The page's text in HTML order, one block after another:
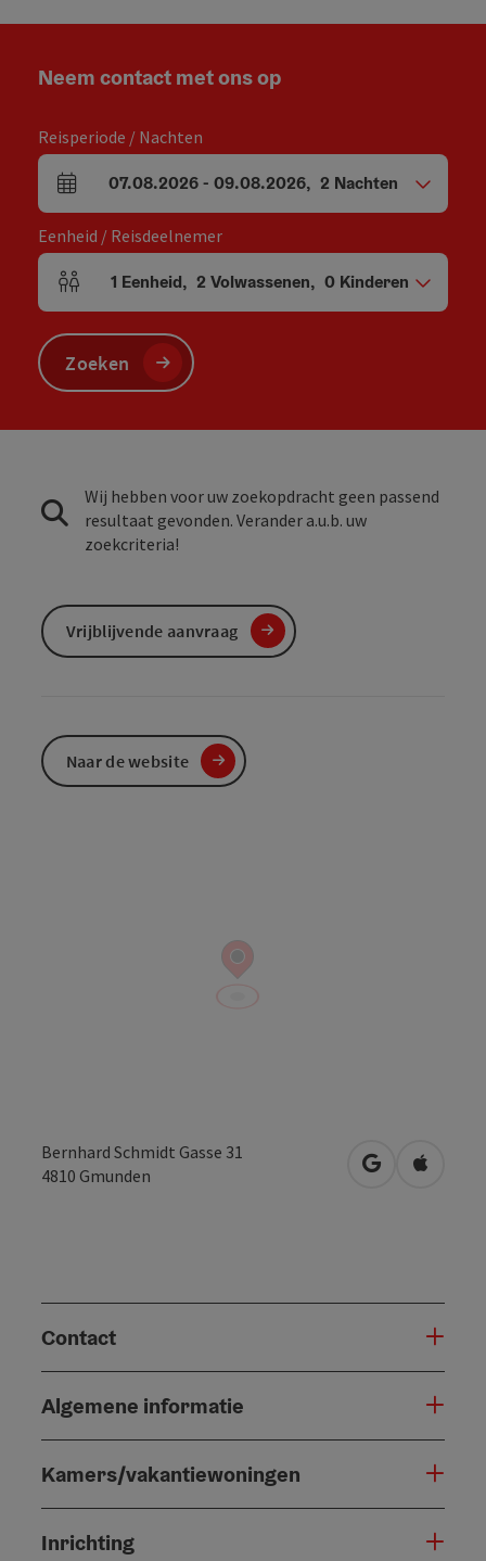
Bernhard Schmidt Gasse 31
4810 Gmunden Openen in
Contact
Algemene informatie
Kamers/vakantiewoningen
Inrichting
Neem contact met ons op
Reisperiode / Nachten
Velden voor aankomst en vertrek
07.08.2026- 09.08.2026, 2 Nachten
Eenheid / Reisdeelnemer
Aantal eenheden en persoonsvelden
1 Eenheid, 2 Volwassenen, 0 Kinderen
Zoeken
Wij hebben voor uw zoekopdracht geen passend
resultaat gevonden. Verander a.u.b. uw
zoekcriteria!
Vrijblijvende aanvraag
Naar de website